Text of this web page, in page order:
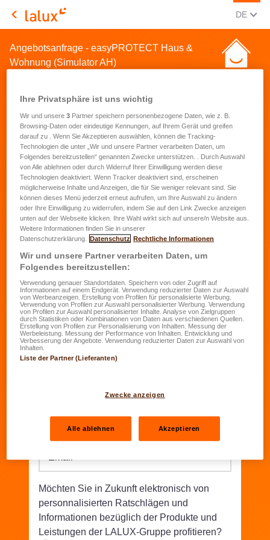
LALUX Assurances
DE
Angebotsanfrage - easyPROTECT Haus &
Wohnung (Simulator AH)
Angebotsanfrage für eine
Hausrat- und
Wohnungsversicherung
Vorname *
Name*
Geburtsdatum*
TT.MM.JJJJ
Straße/Nr.*
Telefon*
Email
Möchten Sie in Zukunft elektronisch von
personnalisierten Ratschlägen und
Informationen bezüglich der Produkte und
Leistungen der LALUX-Gruppe profitieren?
Ihre Privatsphäre ist uns wichtig
Wir und unsere3 Partner speichern personenbezogene Daten, wie z. B.
Browsing-Daten oder eindeutige Kennungen, auf Ihrem Gerät und greifen
darauf zu . Wenn Sie Akzeptieren auswählen, können die Tracking-
Technologien die unter „Wir und unsere Partner verarbeiten Daten, um
Folgendes bereitzustellen“ genannten Zwecke unterstützen. . Durch Auswahl
von Alle ablehnen oder durch Widerruf Ihrer Einwilligung werden diese
Technologien deaktiviert. Wenn Tracker deaktiviert sind, erscheinen
möglicherweise Inhalte und Anzeigen, die für Sie weniger relevant sind. Sie
können dieses Menü jederzeit erneut aufrufen, um Ihre Auswahl zu ändern
oder Ihre Einwilligung zu widerrufen, indem Sie auf den Link Zwecke anzeigen
unten auf der Webseite klicken. Ihre Wahl wirkt sich auf unsere/n Website aus.
Weitere Informationen finden Sie in unserer
Datenschutzerklärung.
Datenschutz Rechtliche Informationen
Wir und unsere Partner verarbeiten Daten, um
Folgendes bereitzustellen:
Verwendung genauer Standortdaten. Speichern von oder Zugriff auf
Informationen auf einem Endgerät. Verwendung reduzierter Daten zur Auswahl
von Werbeanzeigen. Erstellung von Profilen für personalisierte Werbung.
Verwendung von Profilen zur Auswahl personalisierter Werbung. Verwendung
von Profilen zur Auswahl personalisierter Inhalte. Analyse von Zielgruppen
durch Statistiken oder Kombinationen von Daten aus verschiedenen Quellen.
Erstellung von Profilen zur Personalisierung von Inhalten. Messung der
Werbeleistung. Messung der Performance von Inhalten. Entwicklung und
Verbesserung der Angebote. Verwendung reduzierter Daten zur Auswahl von
Inhalten.
Liste der Partner (Lieferanten)
Zwecke anzeigen
Alle ablehnen Akzeptieren